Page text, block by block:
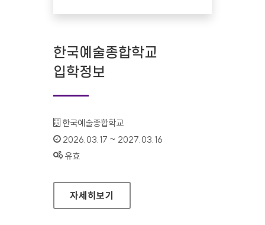
한국예술종합학교
입학정보
기관명 :
한국예술종합학교
인증기간 :
2026.03.17 ~ 2027.03.16
상태 :
유효
한국예술종합학교 입학정보
자세히보기